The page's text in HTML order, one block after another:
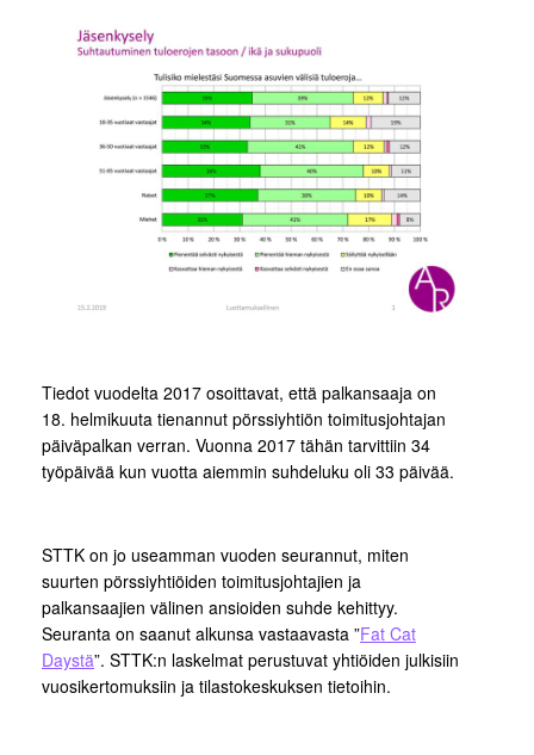
Tiedot vuodelta 2017 osoittavat, että palkansaaja on
18. helmikuuta tienannut pörssiyhtiön toimitusjohtajan
päiväpalkan verran. Vuonna 2017 tähän tarvittiin 34
työpäivää kun vuotta aiemmin suhdeluku oli 33 päivää.
STTK on jo useamman vuoden seurannut, miten
suurten pörssiyhtiöiden toimitusjohtajien ja
palkansaajien välinen ansioiden suhde kehittyy.
Seuranta on saanut alkunsa vastaavasta ”Fat Cat
Daystä”. STTK:n laskelmat perustuvat yhtiöiden julkisiin
vuosikertomuksiin ja tilastokeskuksen tietoihin.